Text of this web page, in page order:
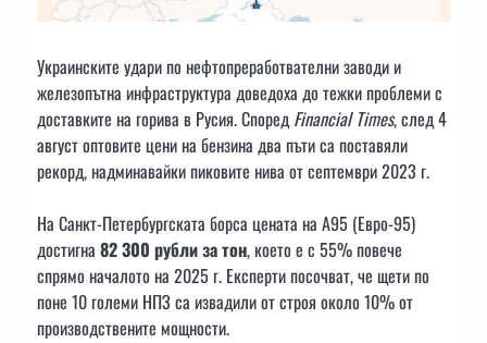
Украинските удари по нефтопреработвателни заводи и
железопътна инфраструктура доведоха до тежки проблеми с
доставките на горива в Русия. СпоредFinancial Times, след 4
август оптовите цени на бензина два пъти са поставяли
рекорд, надминавайки пиковите нива от септември 2023 г.
На Санкт-Петербургската борса цената на А95 (Евро-95)
достигна 82 300 рубли за тон, което е с 55% повече
спрямо началото на 2025 г. Експерти посочват, че щети по
поне 10 големи НПЗ са извадили от строя около 10% от
производствените мощности.